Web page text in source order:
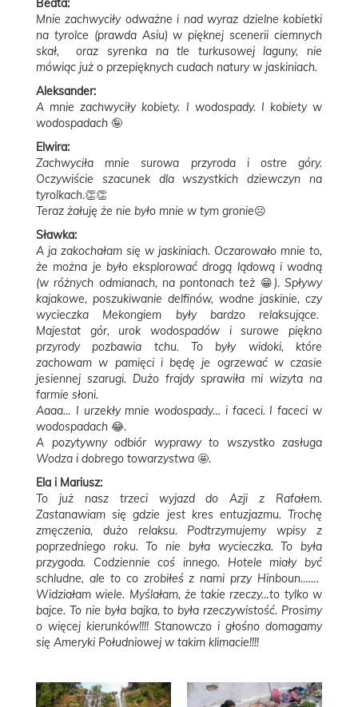
Beata:
Mnie zachwyciły odważne i nad wyraz dzielne kobietki
na tyrolce (prawda Asiu) w pięknej scenerii ciemnych
skał, oraz syrenka na tle turkusowej laguny, nie
mówiąc już o przepięknych cudach natury w jaskiniach.
Aleksander:
A mnie zachwyciły kobiety. I wodospady. I kobiety w
wodospadach 🤪
Elwira:
Zachwyciła mnie surowa przyroda i ostre góry.
Oczywiście szacunek dla wszystkich dziewczyn na
tyrolkach.👏👏
Teraz żałuję że nie było mnie w tym gronie☹️
Sławka:
A ja zakochałam się w jaskiniach. Oczarowało mnie to,
że można je było eksplorować drogą lądową i wodną
(w różnych odmianach, na pontonach też 😁 ). Spływy
kajakowe, poszukiwanie delfinów, wodne jaskinie, czy
wycieczka Mekongiem były bardzo relaksujące.
Majestat gór, urok wodospadów i surowe piękno
przyrody pozbawia tchu. To były widoki, które
zachowam w pamięci i będę je ogrzewać w czasie
jesiennej szarugi. Dużo frajdy sprawiła mi wizyta na
farmie słoni.
Aaaa… I urzekły mnie wodospady… i faceci. I faceci w
wodospadach 😂.
A pozytywny odbiór wyprawy to wszystko zasługa
Wodza i dobrego towarzystwa 🤩.
Ela i Mariusz:
To już nasz trzeci wyjazd do Azji z Rafałem.
Zastanawiam się gdzie jest kres entuzjazmu. Trochę
zmęczenia, dużo relaksu. Podtrzymujemy wpisy z
poprzedniego roku. To nie była wycieczka. To była
przygoda. Codziennie coś innego. Hotele miały być
schludne, ale to co zrobiłeś z nami przy Hinboun…….
Widziałam wiele. Myślałam, że takie rzeczy…to tylko w
bajce. To nie była bajka, to była rzeczywistość. Prosimy
o więcej kierunków!!!! Stanowczo i głośno domagamy
się Ameryki Południowej w takim klimacie!!!!